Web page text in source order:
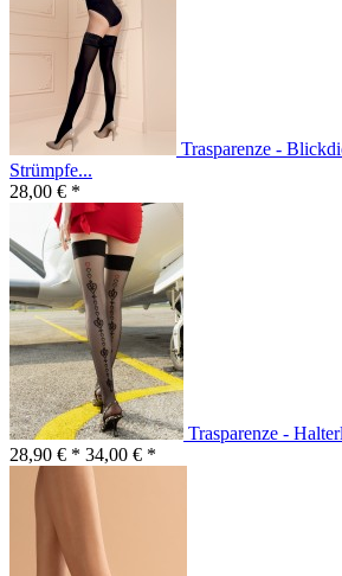
Trasparenze -
Strümpfe...
28,00 € *
Trasparenze -
28,90 € * 34,00 € *